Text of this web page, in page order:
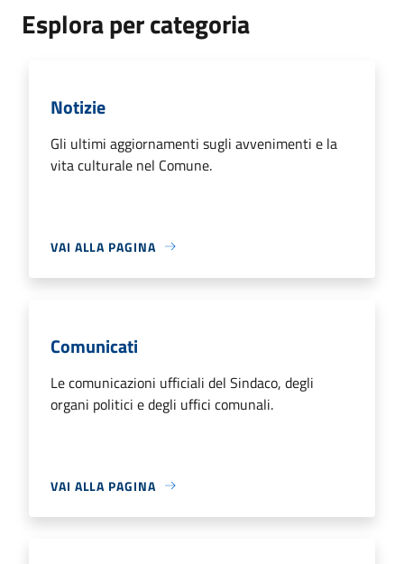
Esplora per categoria
Notizie
Gli ultimi aggiornamenti sugli avvenimenti e la
vita culturale nel Comune.
VAI ALLA PAGINA
Comunicati
Le comunicazioni ufficiali del Sindaco, degli
organi politici e degli uffici comunali.
VAI ALLA PAGINA